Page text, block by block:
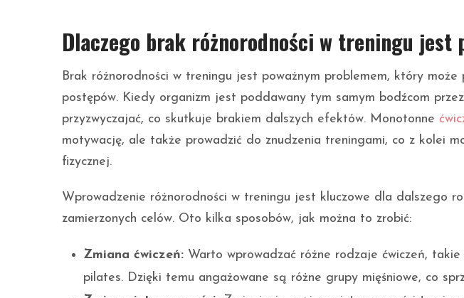
Dlaczego brak różnorodności w treningu jest
Brak różnorodności w treningu jest poważnym problemem, który
postępów. Kiedy organizm jest poddawany tym samym bodźcom przez
przyzwyczajać, co skutkuje brakiem dalszych efektów. Monotonne
motywację, ale także prowadzić do znudzenia treningami, co z kolei
fizycznej.
Wprowadzenie różnorodności w treningu jest kluczowe dla dalszego
zamierzonych celów. Oto kilka sposobów, jak można to zrobić:
Zmiana ćwiczeń: Warto wprowadzać różne rodzaje ćwiczeń,
pilates. Dzięki temu angażowane są różne grupy mięśniowe, co